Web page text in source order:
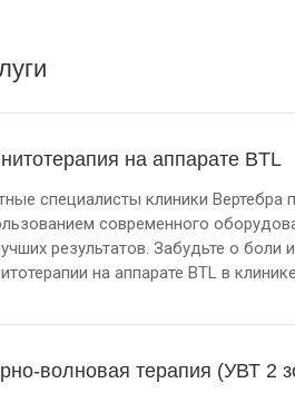
на аппарате BTL
специалисты клиники Вертебра
современного
результатов. Забудьте о
на аппарате BTL в
волновая терапия (УВТ 2